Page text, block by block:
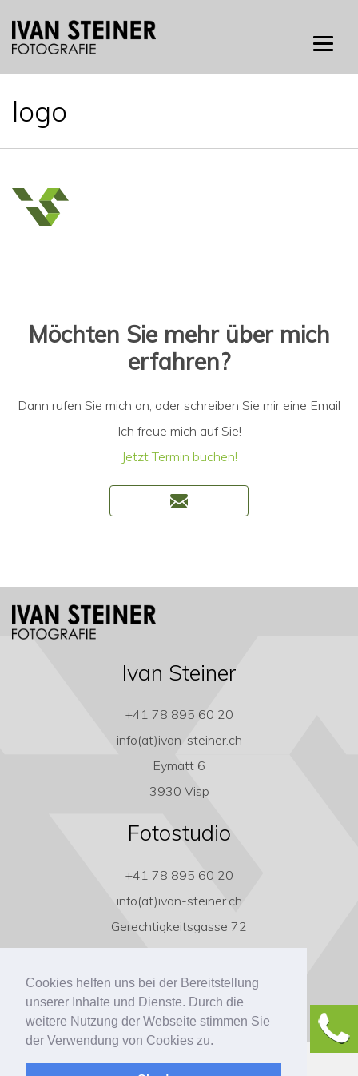
Cookies helfen uns bei der Bereitstellung
unserer Inhalte und Dienste. Durch die
weitere Nutzung der Webseite stimmen Sie
der Verwendung von Cookies zu.
logo
Möchten Sie mehr über mich
erfahren?
Dann rufen Sie mich an, oder schreiben Sie mir eine Email
Ich freue mich auf Sie!
Jetzt Termin buchen!
Ivan Steiner
+41 78 895 60 20
info(at)ivan-steiner.ch
Eymatt 6
3930 Visp
Fotostudio
+41 78 895 60 20
info(at)ivan-steiner.ch
Gerechtigkeitsgasse 72
3011 Bern